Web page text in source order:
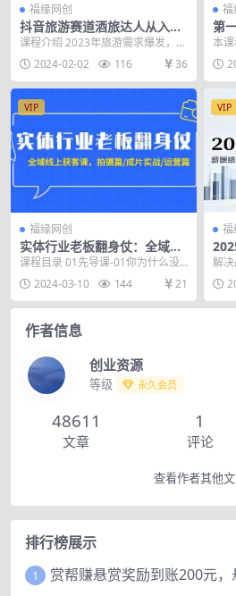
福缘网创
抖音旅游赛道酒旅达人从入门
到精通：直播+短视频+旅游 未
来5年风口
课程介绍 2023年旅游需求爆发，各
大平台都在重点发展以旅游+酒店为
代表的生活服...
2024-02-02 116 36
福
第
课
配
起
本
作
完整
VIP
福缘网创
实体行业老板翻身仗：全域线
上获客课，拍摄篇/成片实战/
课程目录 01先导课-01你为什么没
能做好抖音mp4 01先导课-02什么
是获客...
2024-03-10 144 21
VIP
福
效+
解
迭
什么
作者信息
创业资源
等级 永久会员
48611
文章
1
评论
查看作者其他
排行榜展示
1